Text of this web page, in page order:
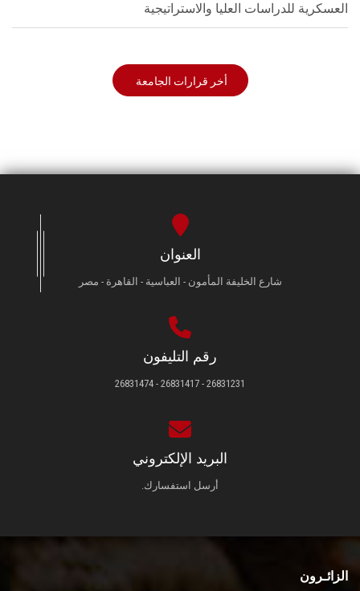
العسكرية للدراسات العليا والاستراتيجية
أخر قرارات الجامعة
العنوان
شارع الخليفة المأمون - العباسية - القاهرة - مصر
رقم التليفون
26831231 - 26831417 - 26831474
البريد الإلكتروني
أرسل استفسارك.
الزائـرون